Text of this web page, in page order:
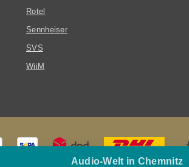
Rotel
Sennheiser
SVS
WiiM
Audio-Welt in Chemnitz